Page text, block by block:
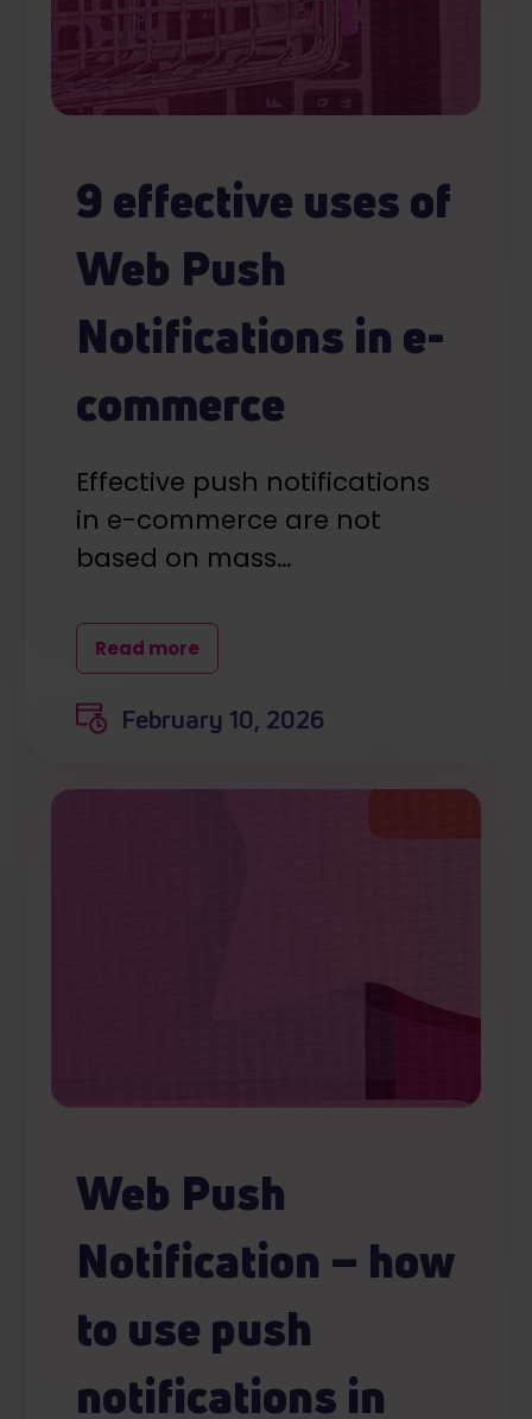
9 effective uses of
Web Push
Notifications in e-
commerce
Effective push notifications
in e-commerce are not
based on mass…
Read more
February 10, 2026
Web Push
Notification – how
to use push
notifications in